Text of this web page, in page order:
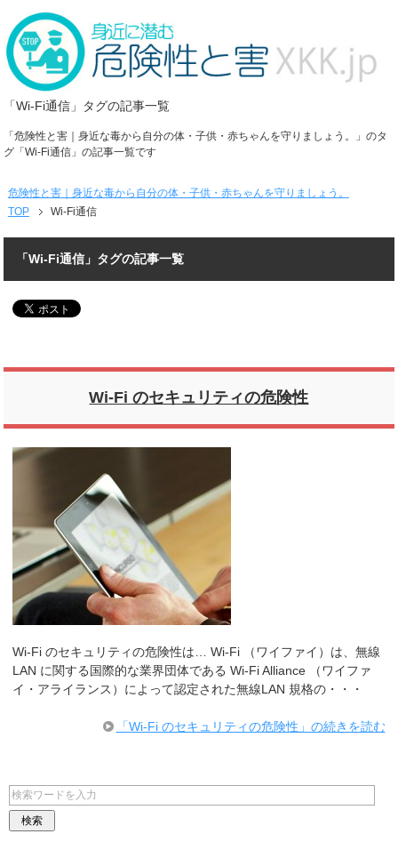
「Wi-Fi通信」タグの記事一覧
「危険性と害｜身近な毒から自分の体・子供・赤ちゃんを守りましょう。」のタ
グ「Wi-Fi通信」の記事一覧です
危険性と害｜身近な毒から自分の体・子供・赤ちゃんを守りましょう。
TOP
Wi-Fi通信
「Wi-Fi通信」タグの記事一覧
Wi-Fi のセキュリティの危険性
Wi-Fi のセキュリティの危険性は… Wi-Fi （ワイファイ）は、無線
LAN に関する国際的な業界団体である Wi-Fi Alliance （ワイファ
イ・アライランス）によって認定された無線LAN 規格の・・・
「Wi-Fi のセキュリティの危険性」の続きを読む